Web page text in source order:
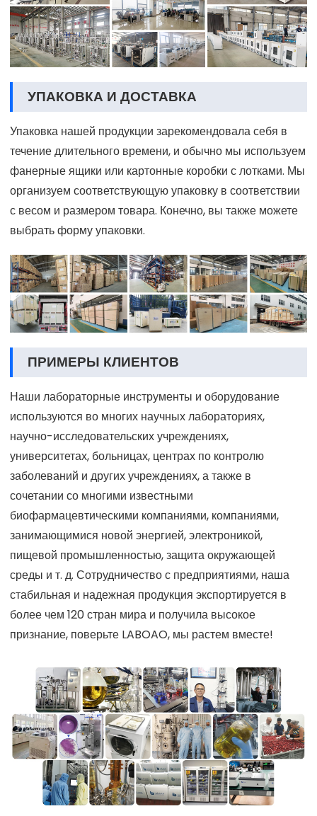
УПАКОВКА И ДОСТАВКА
Упаковка нашей продукции зарекомендовала себя в
течение длительного времени, и обычно мы используем
фанерные ящики или картонные коробки с лотками. Мы
организуем соответствующую упаковку в соответствии
с весом и размером товара. Конечно, вы также можете
выбрать форму упаковки.
ПРИМЕРЫ КЛИЕНТОВ
Наши лабораторные инструменты и оборудование
используются во многих научных лабораториях,
научно-исследовательских учреждениях,
университетах, больницах, центрах по контролю
заболеваний и других учреждениях, а также в
сочетании со многими известными
биофармацевтическими компаниями, компаниями,
занимающимися новой энергией, электроникой,
пищевой промышленностью, защита окружающей
среды и т. д. Сотрудничество с предприятиями, наша
стабильная и надежная продукция экспортируется в
более чем 120 стран мира и получила высокое
признание, поверьте LABOAO, мы растем вместе!